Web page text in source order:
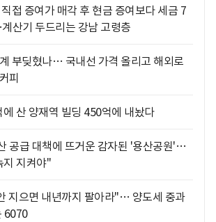
접 증여가 매각 후 현금 증여보다 세금 7
산기 두드리는 강남 고령층
부딪혔나… 국내선 가격 올리고 해외로
피
에 산 양재역 빌딩 450억에 내놨다
공급 대책에 뜨거운 감자된 '용산공원'…
지 지켜야"
지으면 내년까지 팔아라"… 양도세 중과
6070